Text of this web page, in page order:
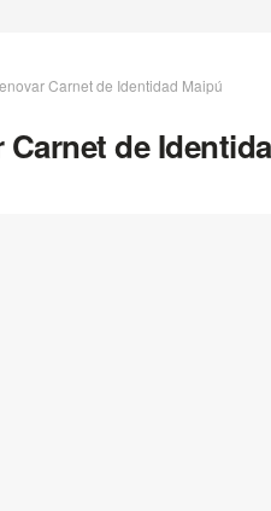
Carnet de Identidad Maipú
Carnet de